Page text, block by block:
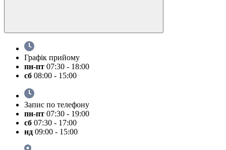
Графік прийому
пн-пт 07:30 - 18:00
сб 08:00 - 15:00
Запис по телефону
пн-пт 07:30 - 19:00
сб 07:30 - 17:00
нд 09:00 - 15:00